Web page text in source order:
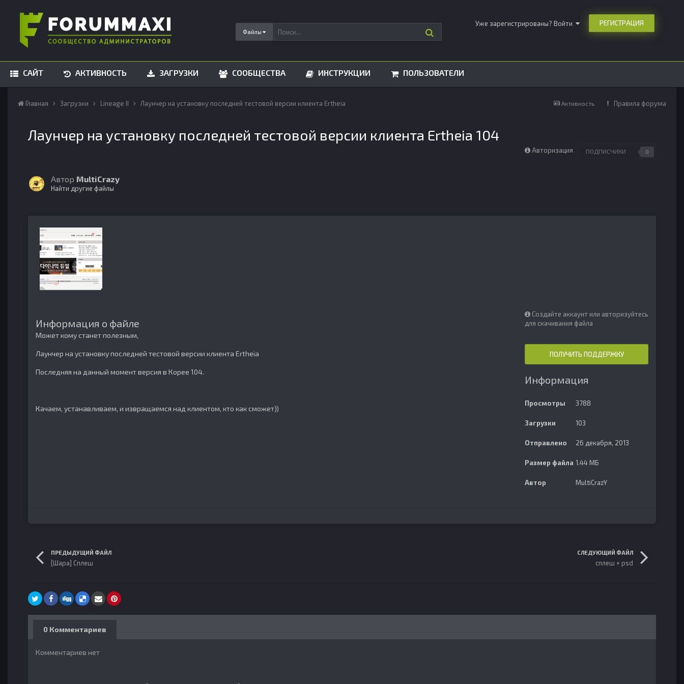
Файлы
Уже зарегистрированы? Войти РЕГИСТРАЦИЯ
САЙТ АКТИВНОСТЬ ЗАГРУЗКИ СООБЩЕСТВА ИНСТРУКЦИИ ПОЛЬЗОВАТЕЛИ
Активность Правила форума
Главная Загрузки Lineage II Лаунчер на установку последней тестовой версии клиента Ertheia
Лаунчер на установку последней тестовой версии клиента Ertheia 104
Авторизация ПОДПИСЧИКИ 0
Автор MultiCrazy
Найти другие файлы
Информация о файле
Может кому станет полезным,
Лаунчер на установку последней тестовой версии клиента Ertheia
Последняя на данный момент версия в Корее 104.
Качаем, устанавливаем, и извращаемся над клиентом, кто как сможет))
Создайте аккаунт или авторизуйтесь
для скачивания файла
ПОЛУЧИТЬ ПОДДЕРЖКУ
Информация
Просмотры 3788
Загрузки 103
Отправлено 26 декабря, 2013
Размер файла 1.44 МБ
Автор MultiCrazY
ПРЕДЫДУЩИЙ ФАЙЛ
[Шара] Сплеш
СЛЕДУЮЩИЙ ФАЙЛ
сплеш + psd
0 Комментариев
Комментариев нет